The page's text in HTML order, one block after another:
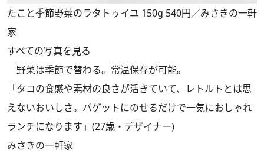
たこと季節野菜のラタトゥイユ 150g 540円／みさきの一軒
家
すべての写真を見る
野菜は季節で替わる。常温保存が可能。
「タコの食感や素材の良さが活きていて、レトルトとは思
えないおいしさ。バゲットにのせるだけで一気におしゃれ
ランチになります」(27歳・デザイナー)
みさきの一軒家